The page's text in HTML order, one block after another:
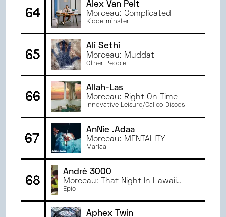
64
Alex Van Pelt
Morceau: Complicated
Kidderminster
65
Ali Sethi
Morceau: Muddat
Other People
66
Allah-Las
Morceau: Right On Time
Innovative Leisure/Calico Discos
67
AnNie .Adaa
Morceau: MENTALITY
Marlaa
68
André 3000
Morceau: That Night In Hawaii
When I Turned Into A Panther And
Register Purring Tones That I
Couldn't Control ... Sh¥t Was Wild
Epic
Aphex Twin